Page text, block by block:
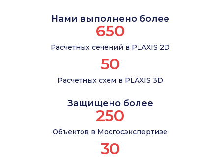
Нами выполнено более
Расчетных сечений в PLAXIS 2D
650
Расчетных схем в PLAXIS 3D
50
Защищено более
Объектов в Мосгосэкспертизе
250
30